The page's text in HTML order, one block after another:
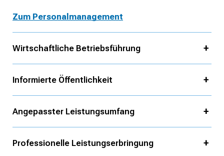
Zum Personalmanagement
Wirtschaftliche Betriebsführung
Informierte Öffentlichkeit
Angepasster Leistungsumfang
Professionelle Leistungserbringung